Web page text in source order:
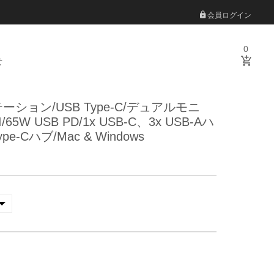
会員ログイン
0
ション/USB Type-C/デュアルモニ
65W USB PD/1x USB-C、3x USB-Aハ
Cハブ/Mac & Windows